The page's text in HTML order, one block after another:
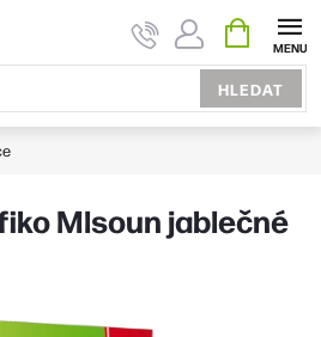
HLEDAT
KOŠÍK
Mlsoun jablečné